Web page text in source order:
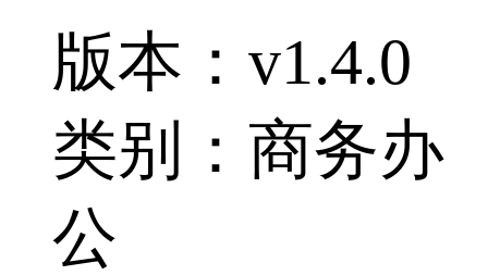
版本：v1.4.0
类别：商务办
公